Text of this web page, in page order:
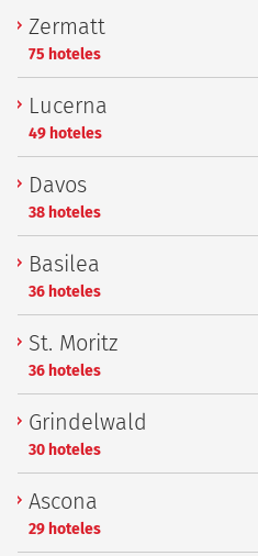
Zermatt
75 hoteles
Lucerna
49 hoteles
Davos
38 hoteles
Basilea
36 hoteles
St. Moritz
36 hoteles
Grindelwald
30 hoteles
Ascona
29 hoteles